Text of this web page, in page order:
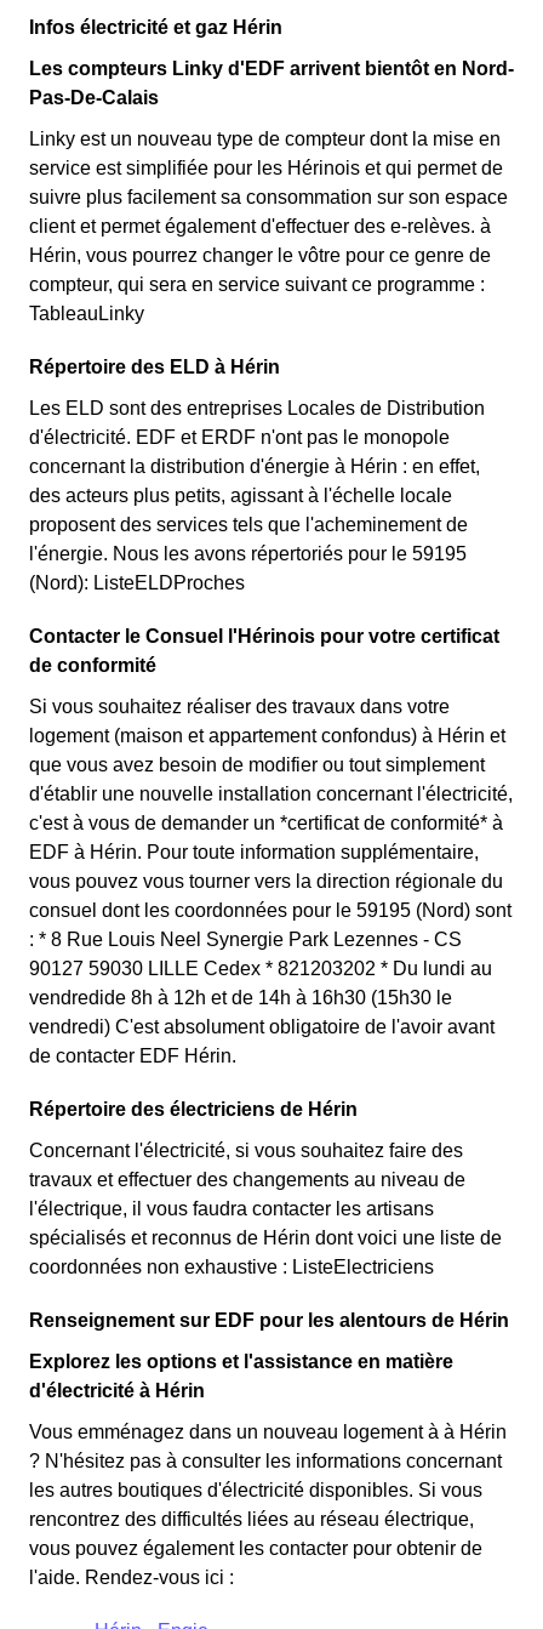
Infos électricité et gaz Hérin
Les compteurs Linky d'EDF arrivent bientôt en Nord-
Pas-De-Calais
Linky est un nouveau type de compteur dont la mise en
service est simplifiée pour les Hérinois et qui permet de
suivre plus facilement sa consommation sur son espace
client et permet également d'effectuer des e-relèves. à
Hérin, vous pourrez changer le vôtre pour ce genre de
compteur, qui sera en service suivant ce programme :
TableauLinky
Répertoire des ELD à Hérin
Les ELD sont des entreprises Locales de Distribution
d'électricité. EDF et ERDF n'ont pas le monopole
concernant la distribution d'énergie à Hérin : en effet,
des acteurs plus petits, agissant à l'échelle locale
proposent des services tels que l'acheminement de
l'énergie. Nous les avons répertoriés pour le 59195
(Nord): ListeELDProches
Contacter le Consuel l'Hérinois pour votre certificat
de conformité
Si vous souhaitez réaliser des travaux dans votre
logement (maison et appartement confondus) à Hérin et
que vous avez besoin de modifier ou tout simplement
d'établir une nouvelle installation concernant l'électricité,
c'est à vous de demander un *certificat de conformité* à
EDF à Hérin. Pour toute information supplémentaire,
vous pouvez vous tourner vers la direction régionale du
consuel dont les coordonnées pour le 59195 (Nord) sont
: * 8 Rue Louis Neel Synergie Park Lezennes - CS
90127 59030 LILLE Cedex * 821203202 * Du lundi au
vendredide 8h à 12h et de 14h à 16h30 (15h30 le
vendredi) C'est absolument obligatoire de l'avoir avant
de contacter EDF Hérin.
Répertoire des électriciens de Hérin
Concernant l'électricité, si vous souhaitez faire des
travaux et effectuer des changements au niveau de
l'électrique, il vous faudra contacter les artisans
spécialisés et reconnus de Hérin dont voici une liste de
coordonnées non exhaustive : ListeElectriciens
Renseignement sur EDF pour les alentours de Hérin
Explorez les options et l'assistance en matière
d'électricité à Hérin
Vous emménagez dans un nouveau logement à à Hérin
? N'hésitez pas à consulter les informations concernant
les autres boutiques d'électricité disponibles. Si vous
rencontrez des difficultés liées au réseau électrique,
vous pouvez également les contacter pour obtenir de
l'aide. Rendez-vous ici :